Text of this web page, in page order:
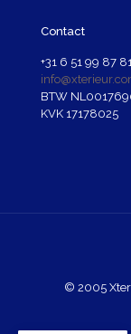
Contact
+31 6 51 99 87
BTW
KVK 17178025
© 2005